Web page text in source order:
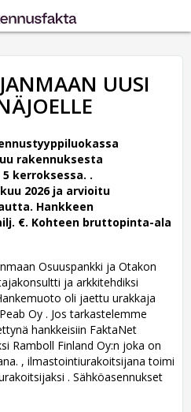
UUSI
rakennuksesta
kerroksessa. .
2026 ja arvioitu
Hankkeen
€. Kohteen bruttopinta-ala
Osuuspankki ja Otakon
ja arkkitehdiksi
oli jaettu urakkaja
Oy . Jos tarkastelemme
hankkeisiin FaktaNet
Ramboll Finland Oy:n joka on
, ilmastointiurakoitsijana toimi
. Sähköasennukset